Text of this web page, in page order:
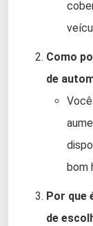
Como
de
bom
Por que
de